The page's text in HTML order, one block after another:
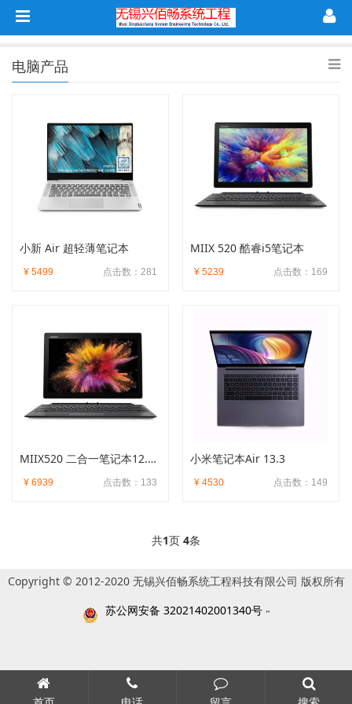
电脑产品
小新 Air 超轻薄笔记本
点击数：281
¥ 5499
MIIX 520 酷睿i5笔记本
点击数：169
¥ 5239
MIIX520 二合一笔记本12.2英寸
点击数：133
¥ 6939
小米笔记本Air 13.3
点击数：149
¥ 4530
共1页 4条
Copyright © 2012-2020 无锡兴佰畅系统工程科技有限公司 版权所有
苏公网安备 32021402001340号"